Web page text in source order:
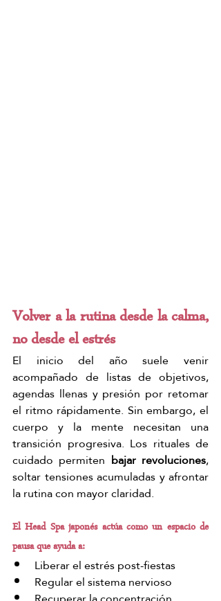
Volver a la rutina desde la calma,
no desde el estrés
El inicio del año suele venir
acompañado de listas de objetivos,
agendas llenas y presión por retomar
el ritmo rápidamente. Sin embargo, el
cuerpo y la mente necesitan una
transición progresiva. Los rituales de
cuidado permiten bajar revoluciones,
soltar tensiones acumuladas y afrontar
la rutina con mayor claridad.
El Head Spa japonés actúa como un espacio de
pausa que ayuda a:
Liberar el estrés post-fiestas
Regular el sistema nervioso